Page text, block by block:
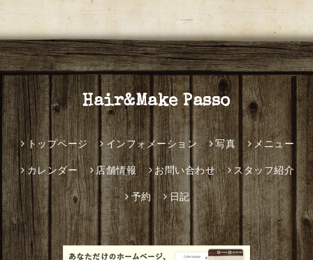
Hair&Make Passo
トップページ インフォメーション 写真 メニュー
カレンダー 店舗情報 お問い合わせ スタッフ紹介
予約 日記